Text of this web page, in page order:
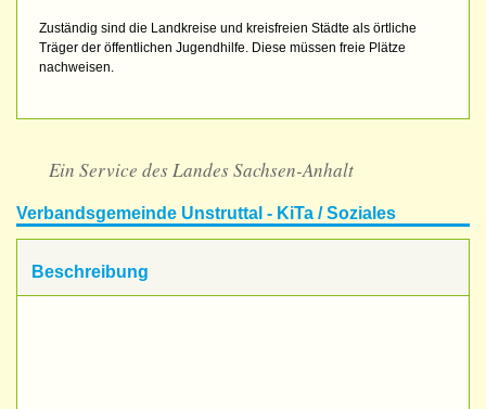
Zuständig sind die Landkreise und kreisfreien Städte als örtliche
Träger der öffentlichen Jugendhilfe. Diese müssen freie Plätze
nachweisen.
Ein Service des Landes Sachsen-Anhalt
Verbandsgemeinde Unstruttal - KiTa / Soziales
Beschreibung